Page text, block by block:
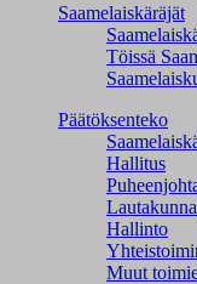
Saamelaiskäräjät
Töissä
Päätöksenteko
Hallitus
Hallinto
Muut